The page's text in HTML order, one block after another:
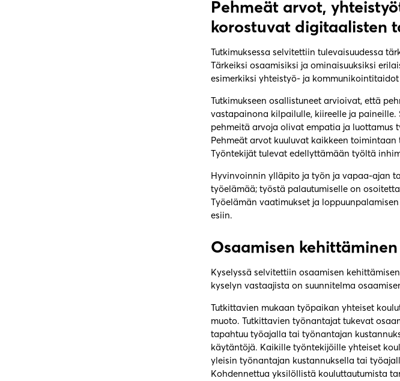
Pehmeät arvot,
korostuvat digitaalisten
Tutkimuksessa selvitettiin tulevaisuudessa
Tärkeiksi osaamisiksi ja ominaisuuksiksi
esimerkiksi yhteistyö- ja
Tutkimukseen osallistuneet arvioivat, että
vastapainona kilpailulle, kiireelle ja
pehmeitä arvoja olivat empatia ja luottamus
Pehmeät arvot kuuluvat kaikkeen
Työntekijät tulevat edellyttämään työltä
Hyvinvoinnin ylläpito ja työn ja vapaa-ajan
työelämää; työstä palautumiselle on
Työelämän vaatimukset ja
esiin.
Osaamisen
Kyselyssä selvitettiin osaamisen
kyselyn vastaajista on suunnitelma
Tutkittavien mukaan työpaikan yhteiset
muoto. Tutkittavien työnantajat tukevat
tapahtuu työajalla tai työnantajan
käytäntöjä. Kaikille työntekijöille yhteiset
yleisin työnantajan kustannuksella tai
Kohdennettua yksilöllistä kouluttautumista